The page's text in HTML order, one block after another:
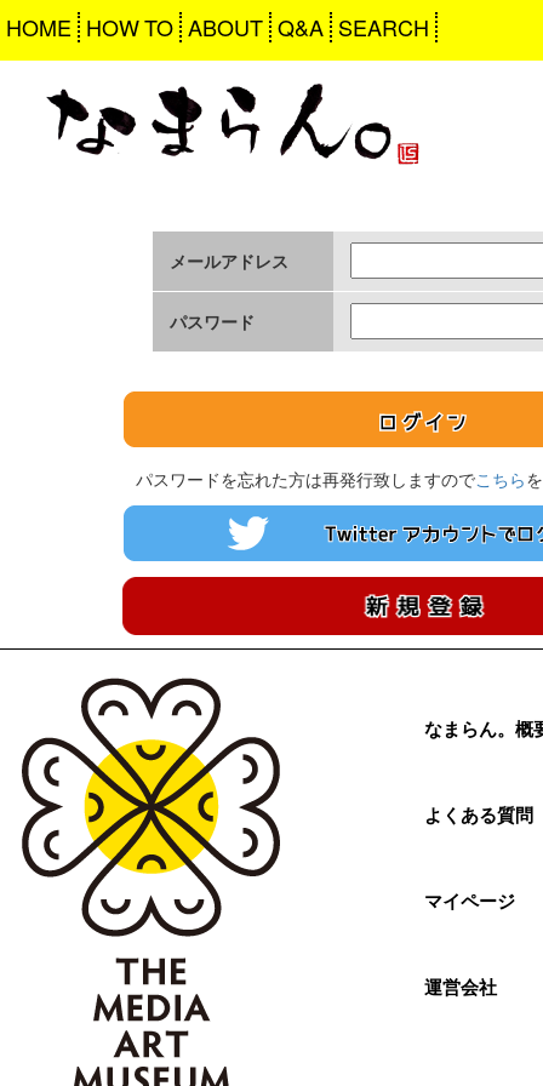
HOME HOW TO ABOUT Q&A SEARCH
メールアドレス
パスワード
パスワードを忘れた方は再発行致しますのでこちら
なまらん。概
よくある質問
マイページ
運営会社